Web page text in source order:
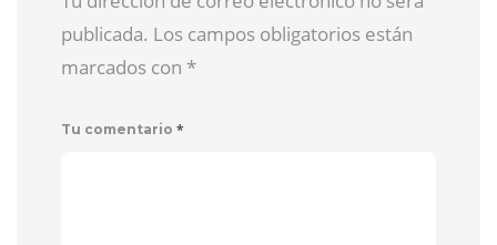
publicada. Los campos obligatorios están
marcados con *
Tu comentario *